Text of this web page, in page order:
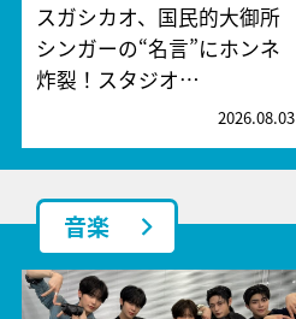
スガシカオ、国民的大御所
シンガーの“名言”にホンネ
炸裂！スタジオ…
2026.08.03
音楽